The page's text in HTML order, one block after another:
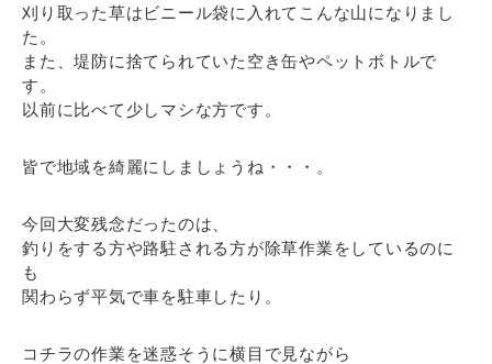
刈り取った草はビニール袋に入れてこんな山になりまし
た。
また、堤防に捨てられていた空き缶やペットボトルで
す。
以前に比べて少しマシな方です。
皆で地域を綺麗にしましょうね・・・。
今回大変残念だったのは、
釣りをする方や路駐される方が除草作業をしているのに
も
関わらず平気で車を駐車したり。
コチラの作業を迷惑そうに横目で見ながら